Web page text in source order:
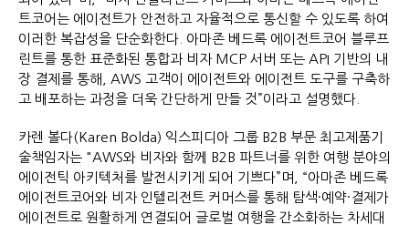
트코어는 에이전트가 안전하고 자율적으로 통신할 수 있도록 하여
이러한 복잡성을 단순화한다. 아마존 베드록 에이전트코어 블루프
린트를 통한 표준화된 통합과 비자 MCP 서버 또는 API 기반의 내
장 결제를 통해, AWS 고객이 에이전트와 에이전트 도구를 구축하
고 배포하는 과정을 더욱 간단하게 만들 것”이라고 설명했다.
카렌 볼다(Karen Bolda) 익스피디아 그룹 B2B 부문 최고제품기
술책임자는 "AWS와 비자와 함께 B2B 파트너를 위한 여행 분야의
에이전틱 아키텍처를 발전시키게 되어 기쁘다”며, “아마존 베드록
에이전트코어와 비자 인텔리전트 커머스를 통해 탐색·예약·결제가
에이전트로 원활하게 연결되어 글로벌 여행을 간소화하는 차세대